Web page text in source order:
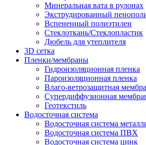
Минеральная вата в рулонах
Экструдированный
Вспененный полиэтилен
Стеклоткань/Стеклопластик
Дюбель для утеплителя
3D сетка
Пленки/мембраны
Гидроизоляционная пленка
Пароизоляционная пленка
Влаго-ветрозащитная
Супердиффузионная
Геотекстиль
Водосточная система
Водосточная система
Водосточная система ПВХ
Водосточная система цинк